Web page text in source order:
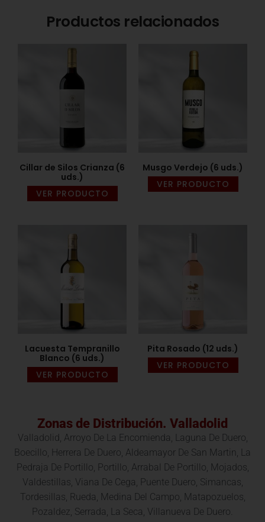
Productos relacionados
Cillar de Silos Crianza (6
uds.)
VER PRODUCTO
Musgo Verdejo (6 uds.)
VER PRODUCTO
Lacuesta Tempranillo
Blanco (6 uds.)
VER PRODUCTO
Pita Rosado (12 uds.)
VER PRODUCTO
Zonas de Distribución. Valladolid
Valladolid, Arroyo De La Encomienda, Laguna De Duero,
Boecillo, Herrera De Duero, Aldeamayor De San Martin, La
Pedraja De Portillo, Portillo, Arrabal De Portillo, Mojados,
Valdestillas, Viana De Cega, Puente Duero, Simancas,
Tordesillas, Rueda, Medina Del Campo, Matapozuelos,
Pozaldez, Serrada, La Seca, Villanueva De Duero.